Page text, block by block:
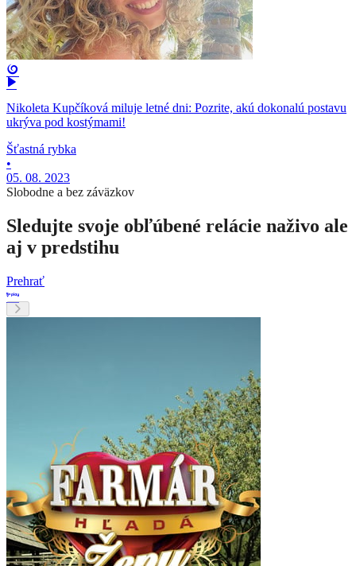
Nikoleta Kupčíková miluje letné dni: Pozrite, akú dokonalú postavu
ukrýva pod kostýmami!
Šťastná rybka
•
05. 08. 2023
Slobodne a bez záväzkov
Sledujte svoje obľúbené relácie naživo ale
aj v predstihu
Prehrať